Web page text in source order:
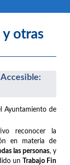
y otras
Ayuntamiento de
reconocer la
en materia de
las personas, y
un Trabajo Fin